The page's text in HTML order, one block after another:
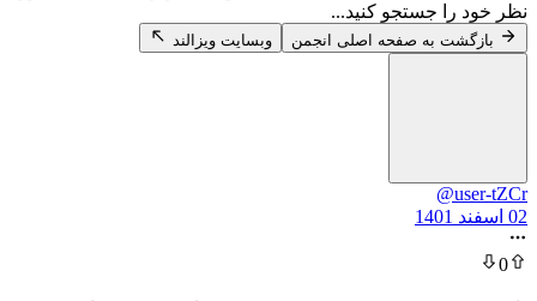
جستجو کنید...
به صفحه اصلی انجمن وبسایت ویزالند